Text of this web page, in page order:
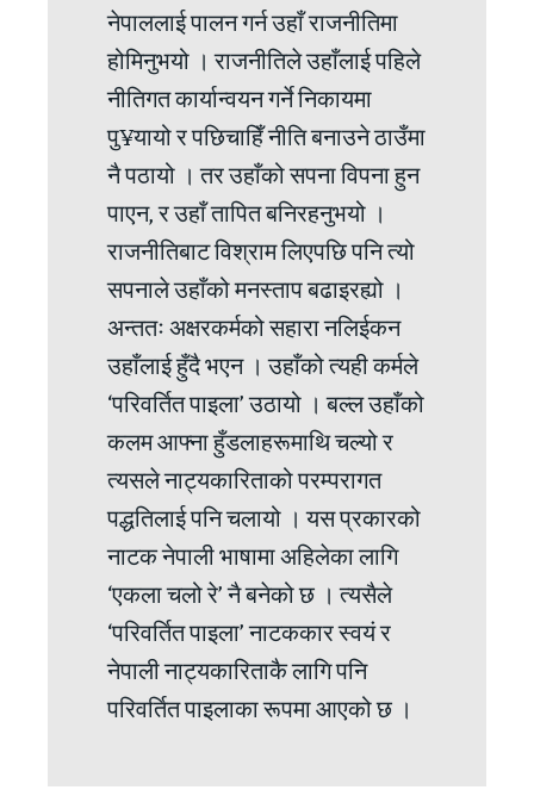
नेपाललाई पालन गर्न उहाँ राजनीतिमा
होमिनुभयो । राजनीतिले उहाँलाई पहिले
नीतिगत कार्यान्वयन गर्ने निकायमा
पु¥यायो र पछिचाहिँ नीति बनाउने ठाउँमा
नै पठायो । तर उहाँको सपना विपना हुन
पाएन, र उहाँ तापित बनिरहनुभयो ।
राजनीतिबाट विश्राम लिएपछि पनि त्यो
सपनाले उहाँको मनस्ताप बढाइरह्यो ।
अन्ततः अक्षरकर्मको सहारा नलिईकन
उहाँलाई हुँदै भएन । उहाँको त्यही कर्मले
‘परिवर्तित पाइला’ उठायो । बल्ल उहाँको
कलम आफ्ना हुँडलाहरूमाथि चल्यो र
त्यसले नाट्यकारिताको परम्परागत
पद्धतिलाई पनि चलायो । यस प्रकारको
नाटक नेपाली भाषामा अहिलेका लागि
‘एकला चलो रे’ नै बनेको छ । त्यसैले
‘परिवर्तित पाइला’ नाटककार स्वयं र
नेपाली नाट्यकारिताकै लागि पनि
परिवर्तित पाइलाका रूपमा आएको छ ।